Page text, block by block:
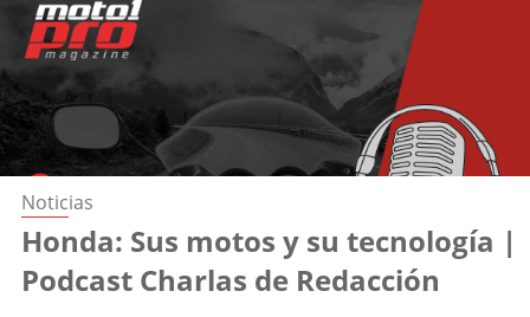
Noticias
Honda: Sus motos y su tecnología |
Podcast Charlas de Redacción